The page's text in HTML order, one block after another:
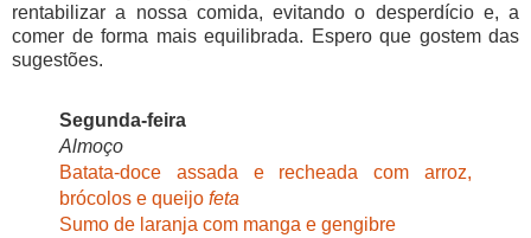
rentabilizar a nossa comida, evitando o desperdício e, a
comer de forma mais equilibrada. Espero que gostem das
sugestões.
Segunda-feira
Almoço
Batata-doce assada e recheada com arroz,
brócolos e queijo feta
Sumo de laranja com manga e gengibre